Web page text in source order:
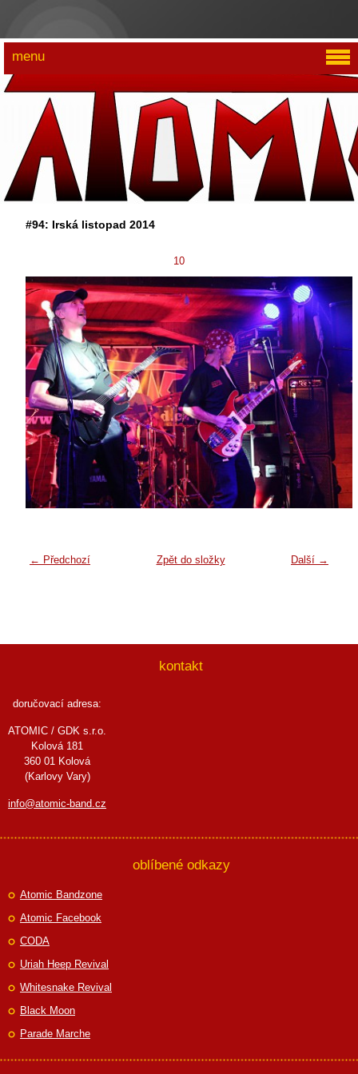
#94: Irská listopad 2014
10
← Předchozí Další →
Zpět do složky
menu
kontakt
doručovací adresa:
ATOMIC / GDK s.r.o.
Kolová 181
360 01 Kolová
(Karlovy Vary)
info@atomic-band.cz
oblíbené odkazy
Atomic Bandzone
Atomic Facebook
CODA
Uriah Heep Revival
Whitesnake Revival
Black Moon
Parade Marche